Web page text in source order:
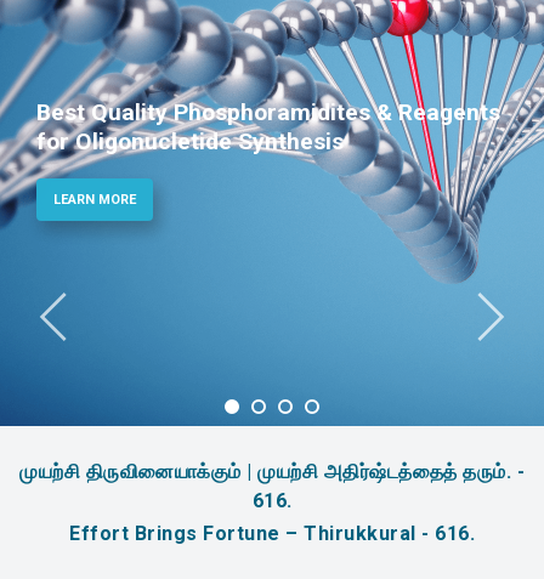
Phosphoramidites for Diagnostic
Therapeutic Applications
முயற்சி திருவினையாக்கும் | முயற்சி அதிர்ஷ்டத்தைத் தரும். -
616.
Effort Brings Fortune – Thirukkural - 616.